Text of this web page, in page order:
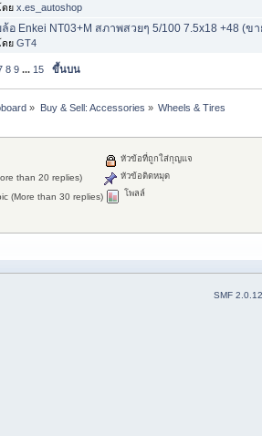
ดย x.es_autoshop
อ Enkei NT03+M สภาพสวยๆ 5/100 7.5x18 +48 (
ดย GT4
8 9 ... 15 ขึ้นบน
» Buy & Sell: Accessories » Wheels & Tires
than 20 replies)
(More than 30 replies)
หัวข้อที่ถูกใส่กุญแจ
หัวข้อติดหมุด
โพลล์
SMF 2.0.12